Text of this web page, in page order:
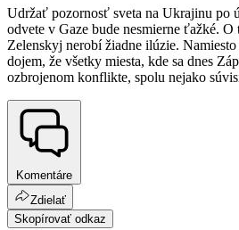
Udržať pozornosť sveta na Ukrajinu po
odvete v Gaze bude nesmierne ťažké.
Zelenskyj nerobí žiadne ilúzie.
dojem, že všetky miesta, kde sa dnes
ozbrojenom konflikte, spolu nejako
Komentáre
Zdielať
Skopírovať odkaz